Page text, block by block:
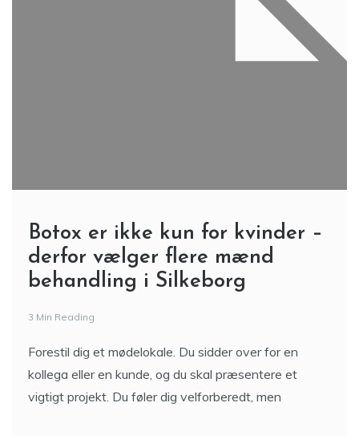
Botox er ikke kun for kvinder –
derfor vælger flere mænd
behandling i Silkeborg
3 Min Reading
Forestil dig et mødelokale. Du sidder over for en
kollega eller en kunde, og du skal præsentere et
vigtigt projekt. Du føler dig velforberedt, men